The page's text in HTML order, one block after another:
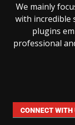
We mainly
with incredible
plugins
professional
CONNECT WITH